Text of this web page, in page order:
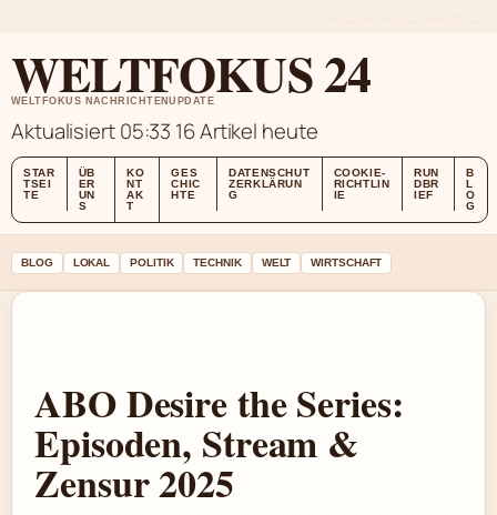
WELTFOKUS 24
WELTFOKUS NACHRICHTENUPDATE
Aktualisiert 05:33 16 Artikel heute
STAR
TSEI
TE
ÜB
ER
UN
S
KO
NT
AK
T
GES
CHIC
HTE
DATENSCHUT
ZERKLÄRUN
G
COOKIE-
RICHTLIN
IE
RUN
DBR
IEF
B
L
O
G
BLOG LOKAL POLITIK TECHNIK WELT WIRTSCHAFT
ABO Desire the Series:
Episoden, Stream &
Zensur 2025